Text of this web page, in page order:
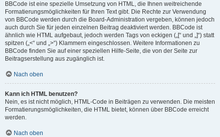
BBCode ist eine spezielle Umsetzung von HTML, die Ihnen weitreichende
Formatierungsmöglichkeiten für Ihren Text gibt. Die Rechte zur Verwendung
von BBCode werden durch die Board-Administration vergeben, können jedoch
auch durch Sie für jeden einzelnen Beitrag deaktiviert werden. BBCode ist
ähnlich wie HTML aufgebaut, jedoch werden Tags von eckigen („[“ und „]“) statt
spitzen („<“ und „>“) Klammern eingeschlossen. Weitere Informationen zu
BBCode finden Sie auf einer speziellen Hilfe-Seite, die von der Seite zur
Beitragserstellung aus zugänglich ist.
Nach oben
Kann ich HTML benutzen?
Nein, es ist nicht möglich, HTML-Code in Beiträgen zu verwenden. Die meisten
Formatierungsmöglichkeiten, die HTML bietet, können über BBCode erreicht
werden.
Nach oben